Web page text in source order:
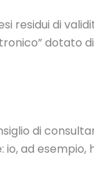
residui di
dotato
di
ad